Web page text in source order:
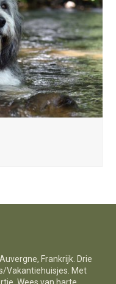
Frankrijk. Drie
Vakantiehuisjes. Met